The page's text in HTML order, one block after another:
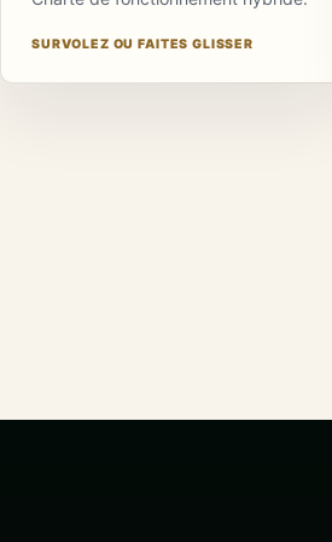
SURVOLEZ OU FAITES GLISSER
fonction claire afin
de limiter les